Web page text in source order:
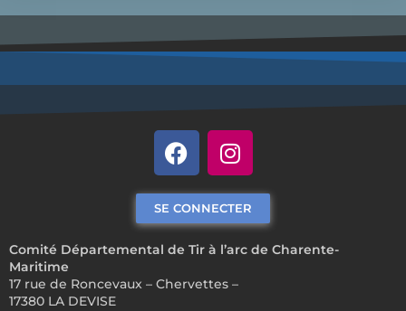
Comité Départemental de Tir à l’arc de Charente-
Maritime
17 rue de Roncevaux – Chervettes –
17380 LA DEVISE
SE CONNECTER